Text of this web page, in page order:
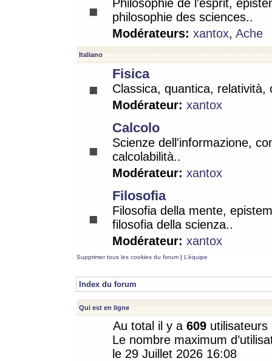
Philosophie de l'esprit,
philosophie des sciences..
Modérateurs: xantox, Ache
Italiano
Fisica
Classica, quantica, relatività,
Modérateur: xantox
Calcolo
Scienze dell'informazione,
calcolabilità..
Modérateur: xantox
Filosofia
Filosofia della mente,
filosofia della scienza..
Modérateur: xantox
Supprimer tous les cookies du forum | L’équipe
Index du forum
Qui est en ligne
Au total il y a 609
Le nombre maximum
le 29 Juillet 2026 16:08